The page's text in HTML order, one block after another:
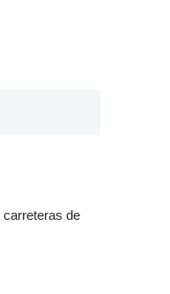
carreteras de